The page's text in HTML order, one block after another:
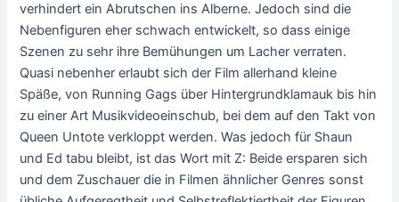
verhindert ein Abrutschen ins Alberne. Jedoch sind die
Nebenfiguren eher schwach entwickelt, so dass einige
Szenen zu sehr ihre Bemühungen um Lacher verraten.
Quasi nebenher erlaubt sich der Film allerhand kleine
Späße, von Running Gags über Hintergrundklamauk bis hin
zu einer Art Musikvideoeinschub, bei dem auf den Takt von
Queen Untote verkloppt werden. Was jedoch für Shaun
und Ed tabu bleibt, ist das Wort mit Z: Beide ersparen sich
und dem Zuschauer die in Filmen ähnlicher Genres sonst